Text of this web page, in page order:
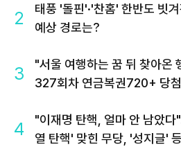
2
태풍 '돌핀'·'찬홈' 한반도 빗
예상 경로는?
3
"서울 여행하는 꿈 뒤 찾아온
327회차 연금복권720+ 당
4
"이재명 탄핵, 얼마 안 남았다
열 탄핵' 맞힌 무당, '성지글'